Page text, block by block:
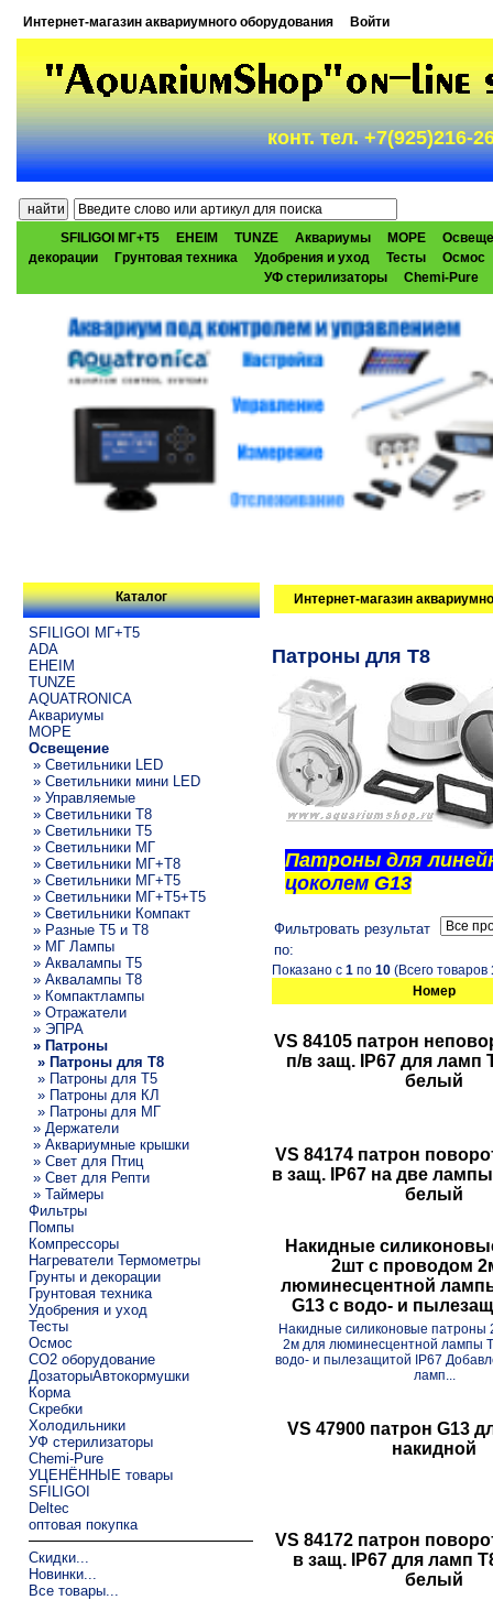
Интернет-магазин аквариумного оборудования Войти
конт. тел. +7(925)216-
SFILIGOI МГ+Т5 EHEIM TUNZE Аквариумы МОРЕ
декорации
Грунтовая техника Удобрения и уход Тесты
Осмос
УФ стерилизаторы
Chemi-Pure
Каталог
SFILIGOI МГ+Т5
ADA
EHEIM
TUNZE
AQUATRONICA
Аквариумы
МОРЕ
Освещение
» Светильники LED
» Светильники мини LED
» Управляемые
» Светильники T8
» Светильники T5
» Светильники МГ
» Светильники МГ+T8
» Светильники МГ+T5
» Светильники МГ+T5+T5
» Светильники Компакт
» Разные T5 и T8
» МГ Лампы
» Аквалампы T5
» Аквалампы T8
» Компактлампы
» Отражатели
» ЭПРА
» Патроны
» Патроны для T8
» Патроны для Т5
» Патроны для КЛ
» Патроны для МГ
» Держатели
» Аквариумные крышки
» Свет для Птиц
» Свет для Репти
» Таймеры
Фильтры
Помпы
Компрессоры
Нагреватели Термометры
Грунты и декорации
Грунтовая техника
Удобрения и уход
Тесты
Осмос
CO2 оборудование
ДозаторыАвтокормушки
Корма
Скребки
Холодильники
УФ стерилизаторы
Chemi-Pure
УЦЕНЁННЫЕ товары
SFILIGOI
Deltec
оптовая покупка
Скидки...
Новинки...
Все товары...
Интернет-магазин
Патроны для T8
Патроны для
цоколем G13
Фильтровать результат
по:
Показано с 1по 10(Всего товаров
Номер
VS 84105 патрон
п/в защ. IP67 для ламп
белый
VS 84174 патрон
в защ. IP67 на две
белый
Накидные
2шт с проводом
люминесцентной
G13 c водо- и
Накидные силиконовые патроны
2м для люминесцентной лампы
водо- и пылезащитой IP67
ламп...
VS 47900 патрон G13
накидной
VS 84172 патрон
в защ. IP67 для ламп
белый